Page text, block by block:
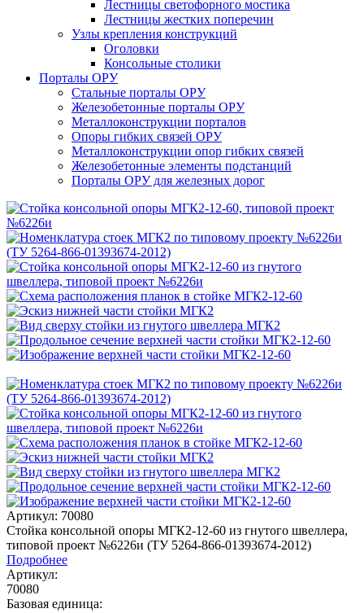
Лестницы светофорного мостика
Лестницы жестких поперечин
Узлы крепления конструкций
Оголовки
Консольные столики
Порталы ОРУ
Стальные порталы ОРУ
Железобетонные порталы ОРУ
Металлоконструкции порталов
Опоры гибких связей ОРУ
Металлоконструкции опор гибких связей
Железобетонные элементы подстанций
Порталы ОРУ для железных дорог
Артикул: 70080
Стойка консольной опоры МГК2-12-60 из гнутого швеллера,
типовой проект №6226и (ТУ 5264-866-01393674-2012)
Подробнее
Артикул:
70080
Базовая единица: